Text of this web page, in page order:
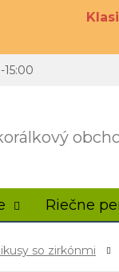
Riečne
so zirkónmi